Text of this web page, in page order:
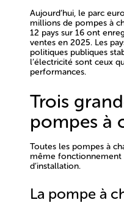
Aujourd’hui, le parc
millions de pompes à
12 pays sur 16 ont
ventes en 2025. Les
politiques publiques
l’électricité sont ceux
performances.
Trois
pompes à
Toutes les pompes à
même fonctionnement
d’installation.
La pompe à